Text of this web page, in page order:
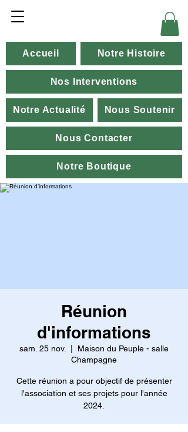
Accueil Notre Histoire
Nos Interventions
Notre Actualité Nous Soutenir
Nous Contacter
Notre Boutique
Réunion
d'informations
sam. 25 nov.
Maison du Peuple - salle
Champagne
Cette réunion a pour objectif de présenter
l'association et ses projets pour l'année
2024.